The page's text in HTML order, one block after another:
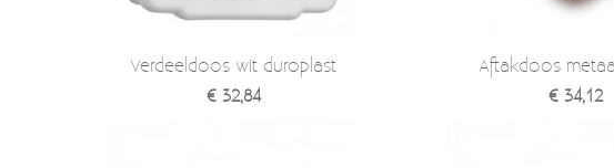
Verdeeldoos wit duroplast
€ 32,84
Aftakdoos
€ 34,12